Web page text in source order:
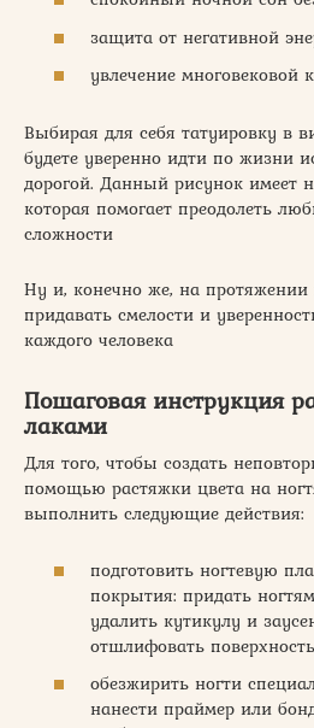
защита от негативной
увлечение многовековой
Выбирая для себя татуировку в
будете уверенно идти по жизни
дорогой. Данный рисунок имеет
которая помогает преодолеть
сложности
Ну и, конечно же, на протяжении
придавать смелости и
каждого человека
Пошаговая инструкция
лаками
Для того, чтобы создать
помощью растяжки цвета на
выполнить следующие действия:
подготовить ногтевую
покрытия: придать
удалить кутикулу и
отшлифовать
обезжирить ногти
нанести праймер или